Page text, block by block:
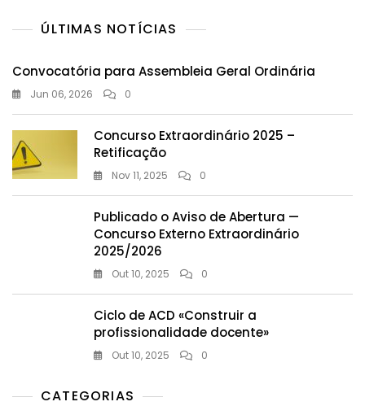
ÚLTIMAS NOTÍCIAS
Convocatória para Assembleia Geral Ordinária
Jun 06, 2026 0
Concurso Extraordinário 2025 –
Retificação
Nov 11, 2025 0
Publicado o Aviso de Abertura —
Concurso Externo Extraordinário
2025/2026
Out 10, 2025 0
Ciclo de ACD «Construir a
profissionalidade docente»
Out 10, 2025 0
CATEGORIAS